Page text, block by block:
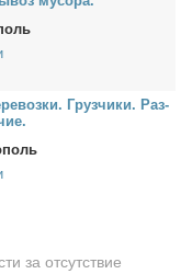
Груз­чи­ки. Раз­
за отсутствие